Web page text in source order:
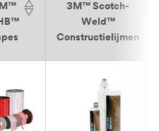
3M™ Scotch-
Weld™
Constructielijmen